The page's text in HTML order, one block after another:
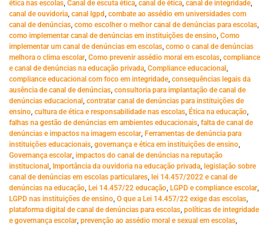
ética nas escolas, Canal de escuta ética, canal de ética, canal de integridade,
canal de ouvidoria, canal lgpd , combate ao assédio em universidades com
canal de denúncias, como escolher o melhor canal de denúncias para escolas,
como implementar canal de denúncias em instituições de ensino, Como
implementar um canal de denúncias em escolas, como o canal de denúncias
melhora o clima escolar, Como prevenir assédio moral em escolas, compliance
e canal de denúncias na educação privada, Compliance educacional ,
compliance educacional com foco em integridade, consequências legais da
ausência de canal de denúncias, consultoria para implantação de canal de
denúncias educacional , contratar canal de denúncias para instituições de
ensino, cultura de ética e responsabilidade nas escolas, Ética na educação,
falhas na gestão de denúncias em ambientes educacionais, falta de canal de
denúncias e impactos na imagem escolar, Ferramentas de denúncia para
instituições educacionais, governança e ética em instituições de ensino,
Governança escolar, impactos do canal de denúncias na reputação
institucional , Importância da ouvidoria na educação privada, legislação sobre
canal de denúncias em escolas particulares, lei 14.457/2022 e canal de
denúncias na educação, Lei 14.457/22 educação, LGPD e compliance escolar,
LGPD nas instituições de ensino, O que a Lei 14.457/22 exige das escolas,
plataforma digital de canal de denúncias para escolas, políticas de integridade
e governança escolar, prevenção ao assédio moral e sexual em escolas,